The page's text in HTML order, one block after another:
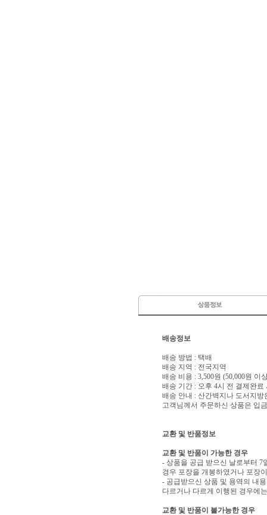
배송정보
배송 방법 : 택배
배송 지역 : 전국지역
배송 비용 : 3,500원 (50,000원 이
배송 기간 : 오후 4시 전 결제완료
배송 안내 : 산간벽지나 도서지
고객님께서 주문하신 상품은 입
교환 및 반품정보
교환 및 반품이 가능한 경우
- 상품을 공급 받으신 날로부터 7
경우 포장을 개봉하였거나 포장
- 공급받으신 상품 및 용역의 내
다르거나 다르게 이행된 경우에
교환 및 반품이 불가능한 경우